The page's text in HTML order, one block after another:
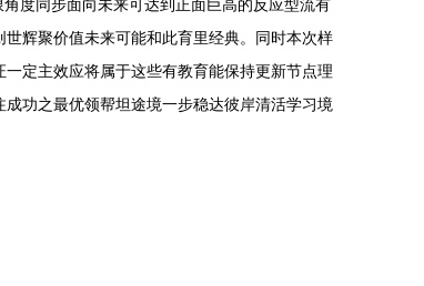
度同步面向未来可达到正面巨高的反应型流有
辉聚价值未来可能和此育里经典。同时本次样
定主效应将属于这些有教育能保持更新节点理
功之最优领帮坦途境一步稳达彼岸清活学习境